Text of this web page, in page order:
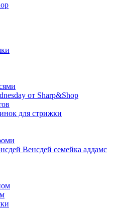
от Sharp&Shop
для стрижки
Венсдей семейка аддамс